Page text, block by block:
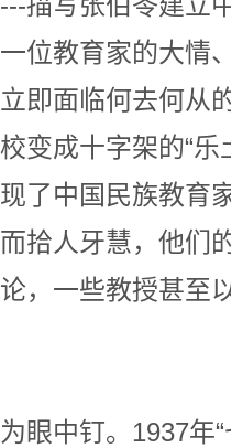
一位教育家的大情
立即面临何去何从
校变成十字架的“
现了中国民族教育
而拾人牙慧，他们
论，一些教授
日本时时不
为眼中钉。1937年